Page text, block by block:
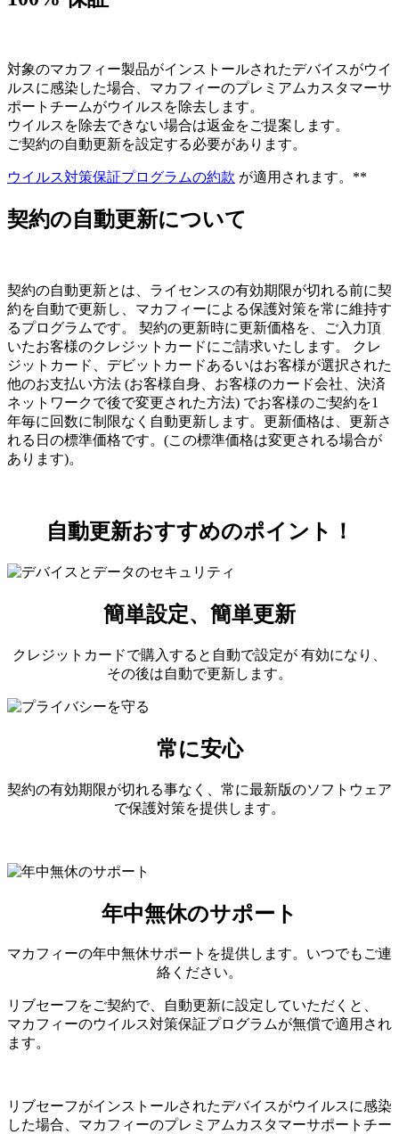
対象のマカフィー製品がインストールされたデバイスがウイ
ルスに感染した場合、マカフィーのプレミアムカスタマーサ
ポートチームがウイルスを除去します。
ウイルスを除去できない場合は返金をご提案します。
ご契約の自動更新を設定する必要があります。
ウイルス対策保証プログラムの約款 が適用されます。**
契約の自動更新について
契約の自動更新とは、ライセンスの有効期限が切れる前に契
約を自動で更新し、マカフィーによる保護対策を常に維持す
るプログラムです。 契約の更新時に更新価格を、ご入力頂
いたお客様のクレジットカードにご請求いたします。 クレ
ジットカード、デビットカードあるいはお客様が選択された
他のお支払い方法 (お客様自身、お客様のカード会社、決済
ネットワークで後で変更された方法) でお客様のご契約を1
年毎に回数に制限なく自動更新します。更新価格は、更新さ
れる日の標準価格です。(この標準価格は変更される場合が
あります)。
自動更新おすすめのポイント！
簡単設定、簡単更新
クレジットカードで購入すると自動で設定が 有効になり、
その後は自動で更新します。
常に安心
契約の有効期限が切れる事なく、常に最新版のソフトウェア
で保護対策を提供します。
年中無休のサポート
マカフィーの年中無休サポートを提供します。いつでもご連
絡ください。
リブセーフをご契約で、自動更新に設定していただくと、
マカフィーのウイルス対策保証プログラムが無償で適用され
ます。
リブセーフがインストールされたデバイスがウイルスに感染
した場合、マカフィーのプレミアムカスタマーサポートチー